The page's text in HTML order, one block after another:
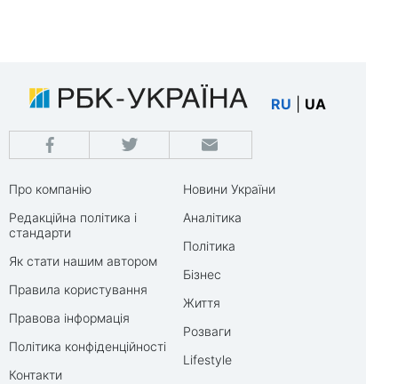
RU UA
Про компанію
Редакційна політика і
стандарти
Як стати нашим автором
Правила користування
Правова інформація
Політика конфіденційності
Контакти
Новини України
Аналітика
Політика
Бізнес
Життя
Розваги
Lifestyle